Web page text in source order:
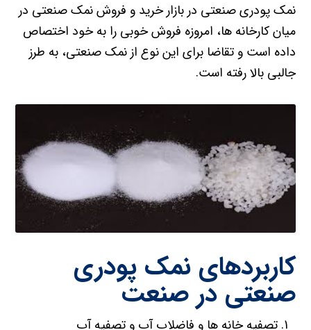
نمک پودری صنعتی در بازار خرید و فروش نمک صنعتی در
میان کارخانه ها، امروزه فروش خوبی را به خود اختصاص
داده است و تقاضا برای این نوع از نمک صنعتی، به طرز
جالبی بالا رفته است.
کاربردهای نمک پودری
صنعتی در صنعت
تصفیه خانه ها و فاضلاب آب و تصفیه آب